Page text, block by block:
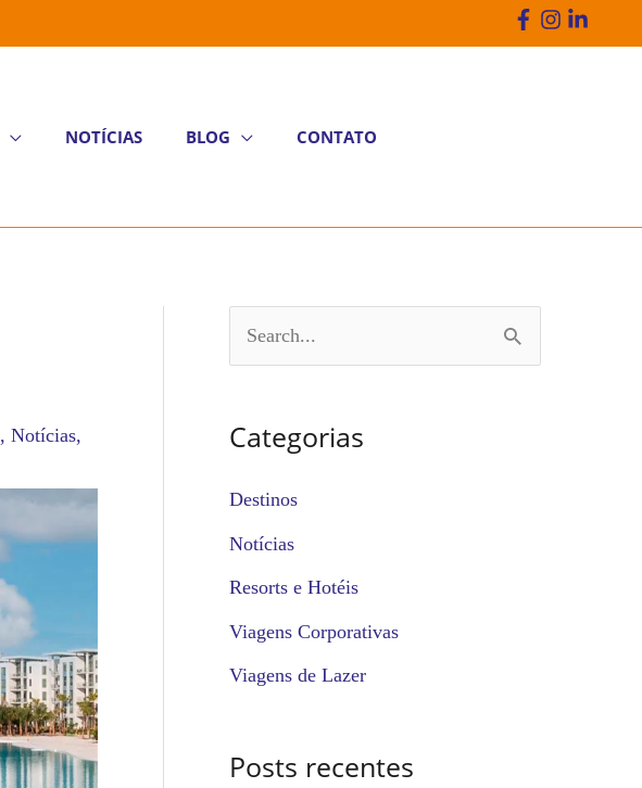
NOTÍCIAS BLOG CONTATO
, Notícias,
u
i
s
r
Categorias
Destinos
Notícias
Resorts e Hotéis
Viagens Corporativas
Viagens de Lazer
Posts recentes